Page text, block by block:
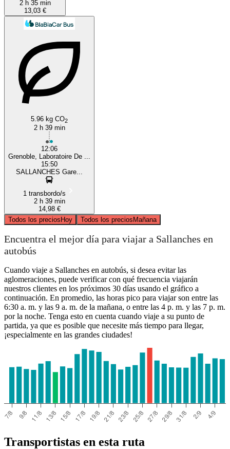
2 h 35 min
13,03 €
5.96 kg CO2
2 h 39 min
12:06
Grenoble, Laboratoire De ...
15:50
SALLANCHES Gare...
1 transbordo/s
2 h 39 min
14,98 €
Todos los preciosHoy Todos los preciosMañana
Encuentra el mejor día para viajar a Sallanches en
autobús
Cuando viaje a Sallanches en autobús, si desea evitar las
aglomeraciones, puede verificar con qué frecuencia viajarán
nuestros clientes en los próximos 30 días usando el gráfico a
continuación. En promedio, las horas pico para viajar son entre las
6:30 a. m. y las 9 a. m. de la mañana, o entre las 4 p. m. y las 7 p. m.
por la noche. Tenga esto en cuenta cuando viaje a su punto de
partida, ya que es posible que necesite más tiempo para llegar,
¡especialmente en las grandes ciudades!
Transportistas en esta ruta